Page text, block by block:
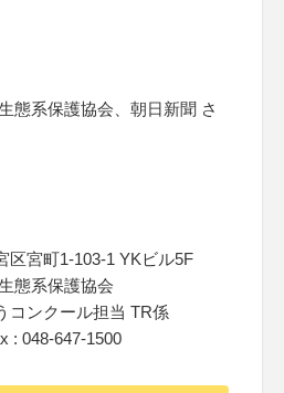
態系保護協会、朝日新聞 さ
区宮町1-103-1 YKビル5F
態系保護協会
コンクール担当 TR係
: 048-647-1500